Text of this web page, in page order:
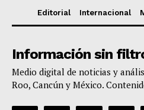
Editorial Internacional
Información sin
Medio digital de noticias y
Roo, Cancún y México.